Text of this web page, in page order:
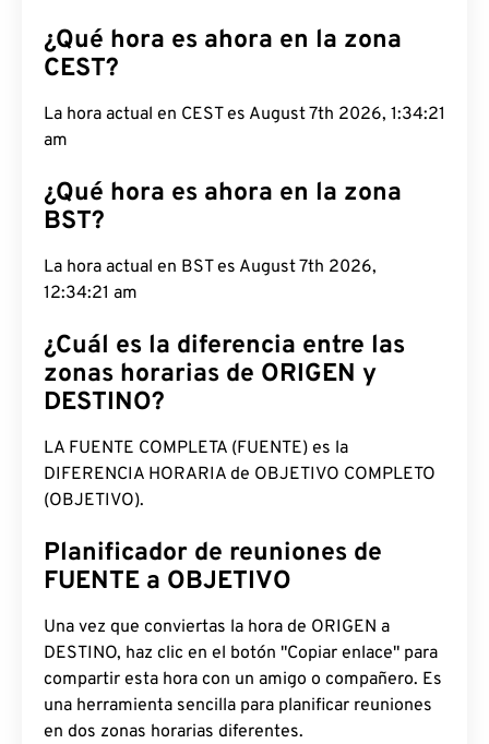
¿Qué hora es ahora en la zona
CEST?
La hora actual en CEST es August 7th 2026, 1:34:21
am
¿Qué hora es ahora en la zona
BST?
La hora actual en BST es August 7th 2026,
12:34:21 am
¿Cuál es la diferencia entre las
zonas horarias de ORIGEN y
DESTINO?
LA FUENTE COMPLETA (FUENTE) es la
DIFERENCIA HORARIA de OBJETIVO COMPLETO
(OBJETIVO).
Planificador de reuniones de
FUENTE a OBJETIVO
Una vez que conviertas la hora de ORIGEN a
DESTINO, haz clic en el botón "Copiar enlace" para
compartir esta hora con un amigo o compañero. Es
una herramienta sencilla para planificar reuniones
en dos zonas horarias diferentes.